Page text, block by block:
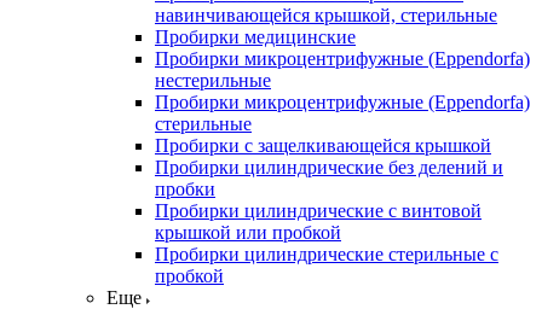
навинчивающейся крышкой, стерильные
Пробирки медицинские
Пробирки микроцентрифужные (Eppendorfа)
нестерильные
Пробирки микроцентрифужные (Eppendorfа)
стерильные
Пробирки с защелкивающейся крышкой
Пробирки цилиндрические без делений и
пробки
Пробирки цилиндрические с винтовой
крышкой или пробкой
Пробирки цилиндрические стерильные с
пробкой
Еще